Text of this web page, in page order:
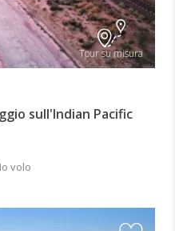
Tour su misura
sull'Indian Pacific
volo